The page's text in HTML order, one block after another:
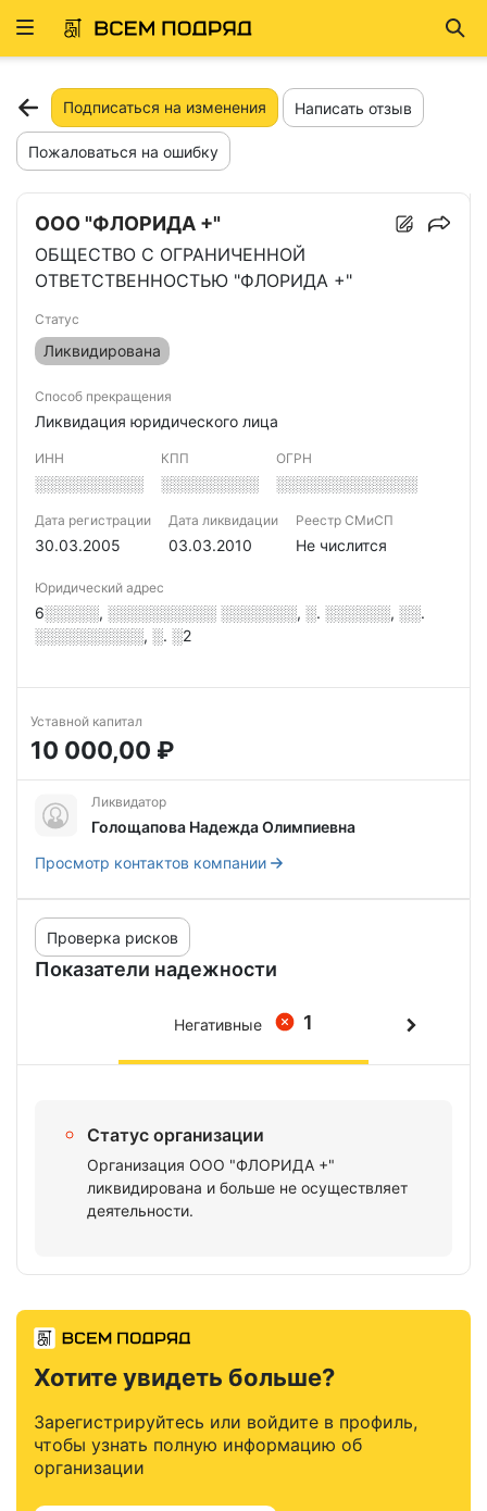
Развернуть
Подписаться на изменения Написать отзыв
Пожаловаться на ошибку
ООО "ФЛОРИДА +"
ОБЩЕСТВО С ОГРАНИЧЕННОЙ
ОТВЕТСТВЕННОСТЬЮ "ФЛОРИДА +"
Статус
Ликвидирована
Способ прекращения
Ликвидация юридического лица
ИНН
░░░░░░░░░░
КПП
░░░░░░░░░
ОГРН
░░░░░░░░░░░░░
Дата регистрации
30.03.2005
Дата ликвидации
03.03.2010
Реестр СМиСП
Не числится
Юридический адрес
6░░░░░, ░░░░░░░░░░ ░░░░░░░, ░. ░░░░░░, ░░.
░░░░░░░░░░, ░. ░2
Уставной капитал
10 000,00 ₽
Ликвидатор
Голощапова Надежда Олимпиевна
Просмотр контактов компании
Показатели надежности
Проверка рисков
1
Негативные
Статус организации
Организация ООО "ФЛОРИДА +"
ликвидирована и больше не осуществляет
деятельности.
Хотите увидеть больше?
Зарегистрируйтесь или войдите в профиль,
чтобы узнать полную информацию об
организации